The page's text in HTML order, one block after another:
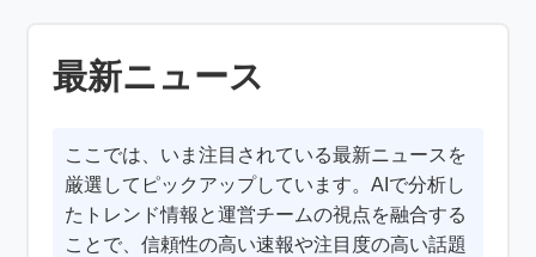
最新ニュース
ここでは、いま注目されている最新ニュースを
厳選してピックアップしています。AIで分析し
たトレンド情報と運営チームの視点を融合する
ことで、信頼性の高い速報や注目度の高い話題